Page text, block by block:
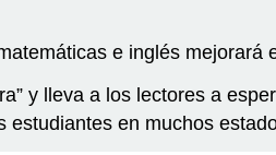
e inglés
y lleva a los lectores a
estudiantes en muchos